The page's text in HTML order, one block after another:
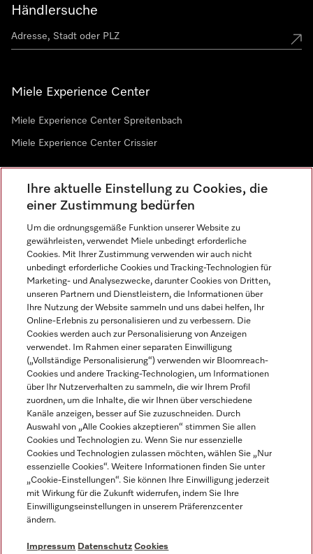
Händlersuche
Miele Experience Center
Miele Experience Center Spreitenbach
Miele Experience Center Crissier
Newsletter
Sprache
DEUTSCH
Impressum
Datenschutz
Miele auf YoutubeMiele auf Instagram
Miele auf Facebook
Miele auf LinkedInMiele auf LinkedIn
Ihre aktuelle Einstellung zu Cookies, die
einer Zustimmung bedürfen
Um die ordnungsgemäße Funktion unserer Website zu
gewährleisten, verwendet Miele unbedingt erforderliche
Cookies. Mit Ihrer Zustimmung verwenden wir auch nicht
unbedingt erforderliche Cookies und Tracking-Technologien für
Marketing- und Analysezwecke, darunter Cookies von Dritten,
unseren Partnern und Dienstleistern, die Informationen über
Ihre Nutzung der Website sammeln und uns dabei helfen, Ihr
Online-Erlebnis zu personalisieren und zu verbessern. Die
Cookies werden auch zur Personalisierung von Anzeigen
verwendet. Im Rahmen einer separaten Einwilligung
(„Vollständige Personalisierung“) verwenden wir Bloomreach-
Cookies und andere Tracking-Technologien, um Informationen
über Ihr Nutzerverhalten zu sammeln, die wir Ihrem Profil
zuordnen, um die Inhalte, die wir Ihnen über verschiedene
Kanäle anzeigen, besser auf Sie zuzuschneiden. Durch
Auswahl von „Alle Cookies akzeptieren“ stimmen Sie allen
Cookies und Technologien zu. Wenn Sie nur essenzielle
Cookies und Technologien zulassen möchten, wählen Sie „Nur
essenzielle Cookies“. Weitere Informationen finden Sie unter
„Cookie-Einstellungen“. Sie können Ihre Einwilligung jederzeit
mit Wirkung für die Zukunft widerrufen, indem Sie Ihre
Einwilligungseinstellungen in unserem Präferenzcenter
ändern.
Impressum Datenschutz Cookies